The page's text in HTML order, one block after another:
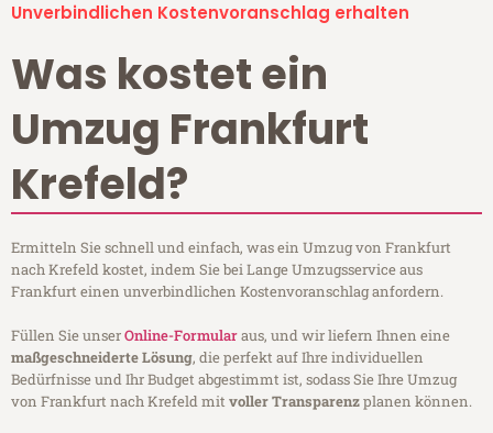
Unverbindlichen Kostenvoranschlag erhalten
Was kostet ein
Umzug Frankfurt
Krefeld?
Ermitteln Sie schnell und einfach, was ein Umzug von Frankfurt
nach Krefeld kostet, indem Sie bei Lange Umzugsservice aus
Frankfurt einen unverbindlichen Kostenvoranschlag anfordern.
Füllen Sie unserOnline-Formularaus, und wir liefern Ihnen eine
maßgeschneiderte Lösung, die perfekt auf Ihre individuellen
Bedürfnisse und Ihr Budget abgestimmt ist, sodass Sie Ihre Umzug
von Frankfurt nach Krefeld mitvoller Transparenzplanen können.